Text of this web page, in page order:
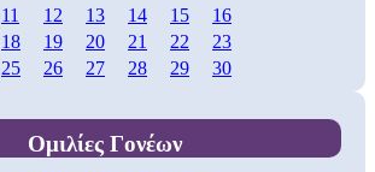
11 12 13 14 15
16
18 19 20 21 22
23
25 26 27 28 29 30
Ομιλίες Γονέων